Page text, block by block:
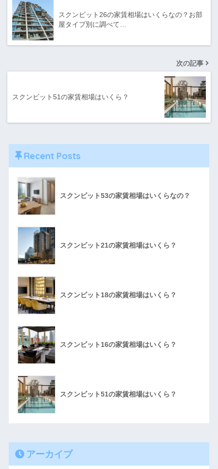
スクンビット26の家賃相場はいくらなの？お部
屋タイプ別に調べて…
次の記事
スクンビット51の家賃相場はいくら？
Recent Posts
スクンビット53の家賃相場はいくらなの？
スクンビット21の家賃相場はいくら？
スクンビット18の家賃相場はいくら？
スクンビット16の家賃相場はいくら？
スクンビット51の家賃相場はいくら？
アーカイブ